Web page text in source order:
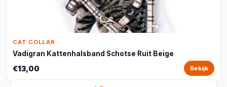
CAT COLLAR
Vadigran Kattenhalsband Schotse Ruit Beige
€13,00 Bekijk